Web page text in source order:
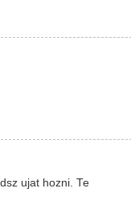
ujat hozni. Te